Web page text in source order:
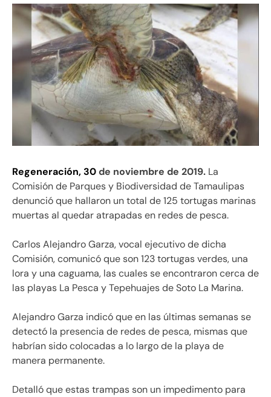
Regeneración,30de noviembre de 2019. La
Comisión de Parques y Biodiversidad de Tamaulipas
denunció que hallaron un total de 125 tortugas marinas
muertas al quedar atrapadas en redes de pesca.
Carlos Alejandro Garza, vocal ejecutivo de dicha
Comisión, comunicó que son 123 tortugas verdes, una
lora y una caguama, las cuales se encontraron cerca de
las playas La Pesca y Tepehuajes de Soto La Marina.
Alejandro Garza indicó que en las últimas semanas se
detectó la presencia de redes de pesca, mismas que
habrían sido colocadas a lo largo de la playa de
manera permanente.
Detalló que estas trampas son un impedimento para